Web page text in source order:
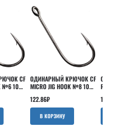
CF
№6 10
ОДИНАРНЫЙ КРЮЧОК CF
MICRO JIG HOOK №8 10
122.86₽
В КОРЗИНУ
160.95